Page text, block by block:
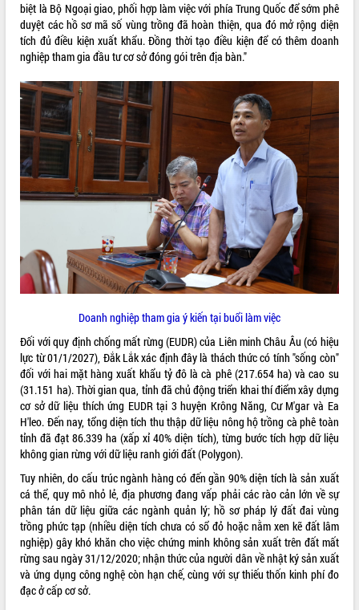
Họp báo thông tin về Hội nghị Công bố
Quy hoạch và Xúc tiến đầu tư tỉnh Đắk
Lắk
giải ngân vốn khắc phục thiên tai
HĐND tỉnh thông qua điều chỉnh Quy
hoạch tỉnh thời kỳ 2021-2030
Hội thảo góp ý hồ sơ điều chỉnh quy
hoạch tỉnh Đắk Lắk thời kỳ 2021-2030,
tầm nhìn đến năm 2050
Nâng cao hiệu quả hoạt động của các
Hội nghị triển khai kết nối mạng
truyền số liệu chuyên dùng phục vụ cơ
quan Đảng, Nhà nước
Lễ phát động chuỗi hoạt động chung
Xã Ea Kar bước chuyển mình trong
công tác cải cách hành chính mô hình
mới
UBND tỉnh họp báo định kỳ tháng 4
năm 2026
Hội thảo khoa học “Giải pháp thúc đẩy
phát triển nền kinh tế xanh tại tỉnh
Đắk Lắk”
Tăng cường giám sát, đôn đốc thực
hiện nhiệm vụ quản lý tài sản công
hàng tuần
Tháo gỡ những vướng mắc, đẩy mạnh
công tác cải cách thủ tục hành chính
tại Trung tâm Phục vụ hành chính
công tỉnh
Đắk Lắk: Tôn vinh 46 giải pháp tại Hội
thi Sáng tạo Kỹ thuật 2024 - 2025
biệt là Bộ Ngoại giao, phối hợp làm việc với phía Trung Quốc để sớm phê
duyệt các hồ sơ mã số vùng trồng đã hoàn thiện, qua đó mở rộng diện
tích đủ điều kiện xuất khẩu. Đồng thời tạo điều kiện để có thêm doanh
nghiệp tham gia đầu tư cơ sở đóng gói trên địa bàn."
Doanh nghiệp tham gia ý kiến tại buổi làm việc
Đối với quy định chống mất rừng (EUDR) của Liên minh Châu Âu (có hiệu
lực từ 01/1/2027), Đắk Lắk xác định đây là thách thức có tính "sống còn"
đối với hai mặt hàng xuất khẩu tỷ đô là cà phê (217.654 ha) và cao su
(31.151 ha). Thời gian qua, tỉnh đã chủ động triển khai thí điểm xây dựng
cơ sở dữ liệu thích ứng EUDR tại 3 huyện Krông Năng, Cư M'gar và Ea
H'leo. Đến nay, tổng diện tích thu thập dữ liệu nông hộ trồng cà phê toàn
tỉnh đã đạt 86.339 ha (xấp xỉ 40% diện tích), từng bước tích hợp dữ liệu
không gian rừng với dữ liệu ranh giới đất (Polygon).
Tuy nhiên, do cấu trúc ngành hàng có đến gần 90% diện tích là sản xuất
cá thể, quy mô nhỏ lẻ, địa phương đang vấp phải các rào cản lớn về sự
phân tán dữ liệu giữa các ngành quản lý; hồ sơ pháp lý đất đai vùng
trồng phức tạp (nhiều diện tích chưa có sổ đỏ hoặc nằm xen kẽ đất lâm
nghiệp) gây khó khăn cho việc chứng minh không sản xuất trên đất mất
rừng sau ngày 31/12/2020; nhận thức của người dân về nhật ký sản xuất
và ứng dụng công nghệ còn hạn chế, cùng với sự thiếu thốn kinh phí đo
đạc ở cấp cơ sở.